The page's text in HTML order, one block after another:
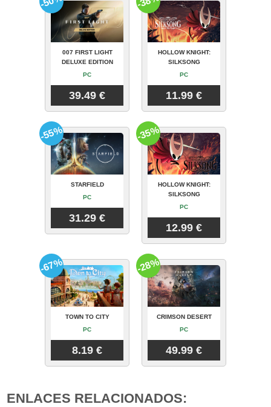
007 FIRST LIGHT
DELUXE EDITION
PC
39.49 €
HOLLOW KNIGHT:
SILKSONG
PC
11.99 €
STARFIELD
PC
31.29 €
-55%
HOLLOW KNIGHT:
SILKSONG
PC
12.99 €
-35%
TOWN TO CITY
PC
8.19 €
-67%
CRIMSON DESERT
PC
49.99 €
-28%
ENLACES RELACIONADOS: